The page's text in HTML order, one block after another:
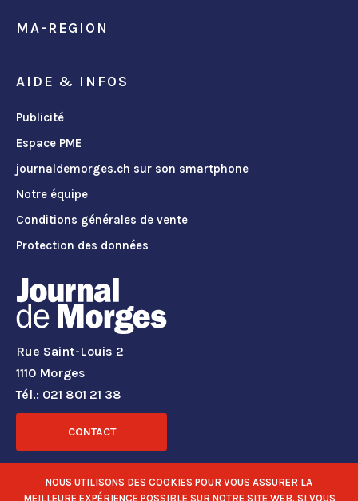
MA-REGION
AIDE & INFOS
Publicité
Espace PME
journaldemorges.ch sur son smartphone
Notre équipe
Conditions générales de vente
Protection des données
Rue Saint-Louis 2
1110 Morges
Tél.: 021 801 21 38
CONTACT
RÉSEAUX SOCIAUX
NOUS UTILISONS DES COOKIES POUR VOUS ASSURER LA
MEILLEURE EXPÉRIENCE POSSIBLE SUR NOTRE SITE WEB. SI VOUS